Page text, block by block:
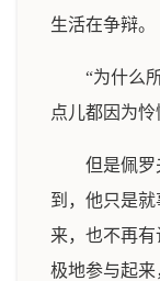
生活在争辩。
“为什么
点儿都因为怜
但是佩罗
到，他只是
来，也不再
极地参与起